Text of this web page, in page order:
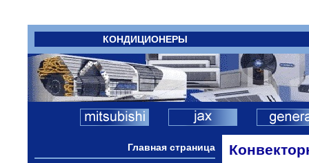
КОНДИЦИОНЕРЫ
Главная страница